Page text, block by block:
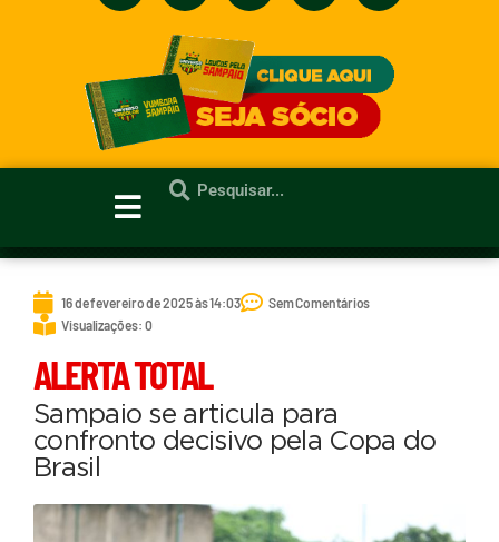
16 de fevereiro de 2025 às 14:03
Sem Comentários
Visualizações: 0
ALERTA TOTAL
Sampaio se articula para
confronto decisivo pela Copa do
Brasil